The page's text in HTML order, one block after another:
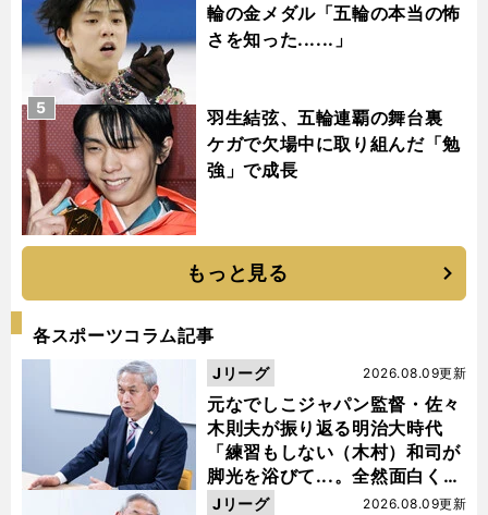
輪の金メダル「五輪の本当の怖
さを知った......」
羽生結弦、五輪連覇の舞台裏
ケガで欠場中に取り組んだ「勉
強」で成長
5
もっと見る
各スポーツコラム記事
元なでしこジャパン監督・佐々
木則夫が振り返る明治大時代
「練習もしない（木村）和司が
脚光を浴びて...。全然面白くな
い４年間でした」
2026.08.09更新
Jリーグ
2026.08.09更新
Jリーグ